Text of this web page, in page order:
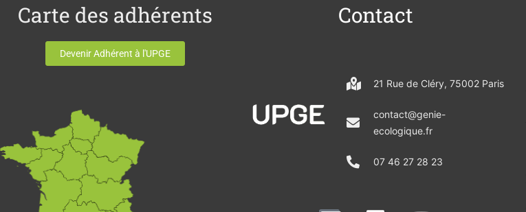
Carte des adhérents
Devenir Adhérent à l'UPGE
Contact
21 Rue de Cléry, 75002 Paris
contact@genie-
ecologique.fr
07 46 27 28 23